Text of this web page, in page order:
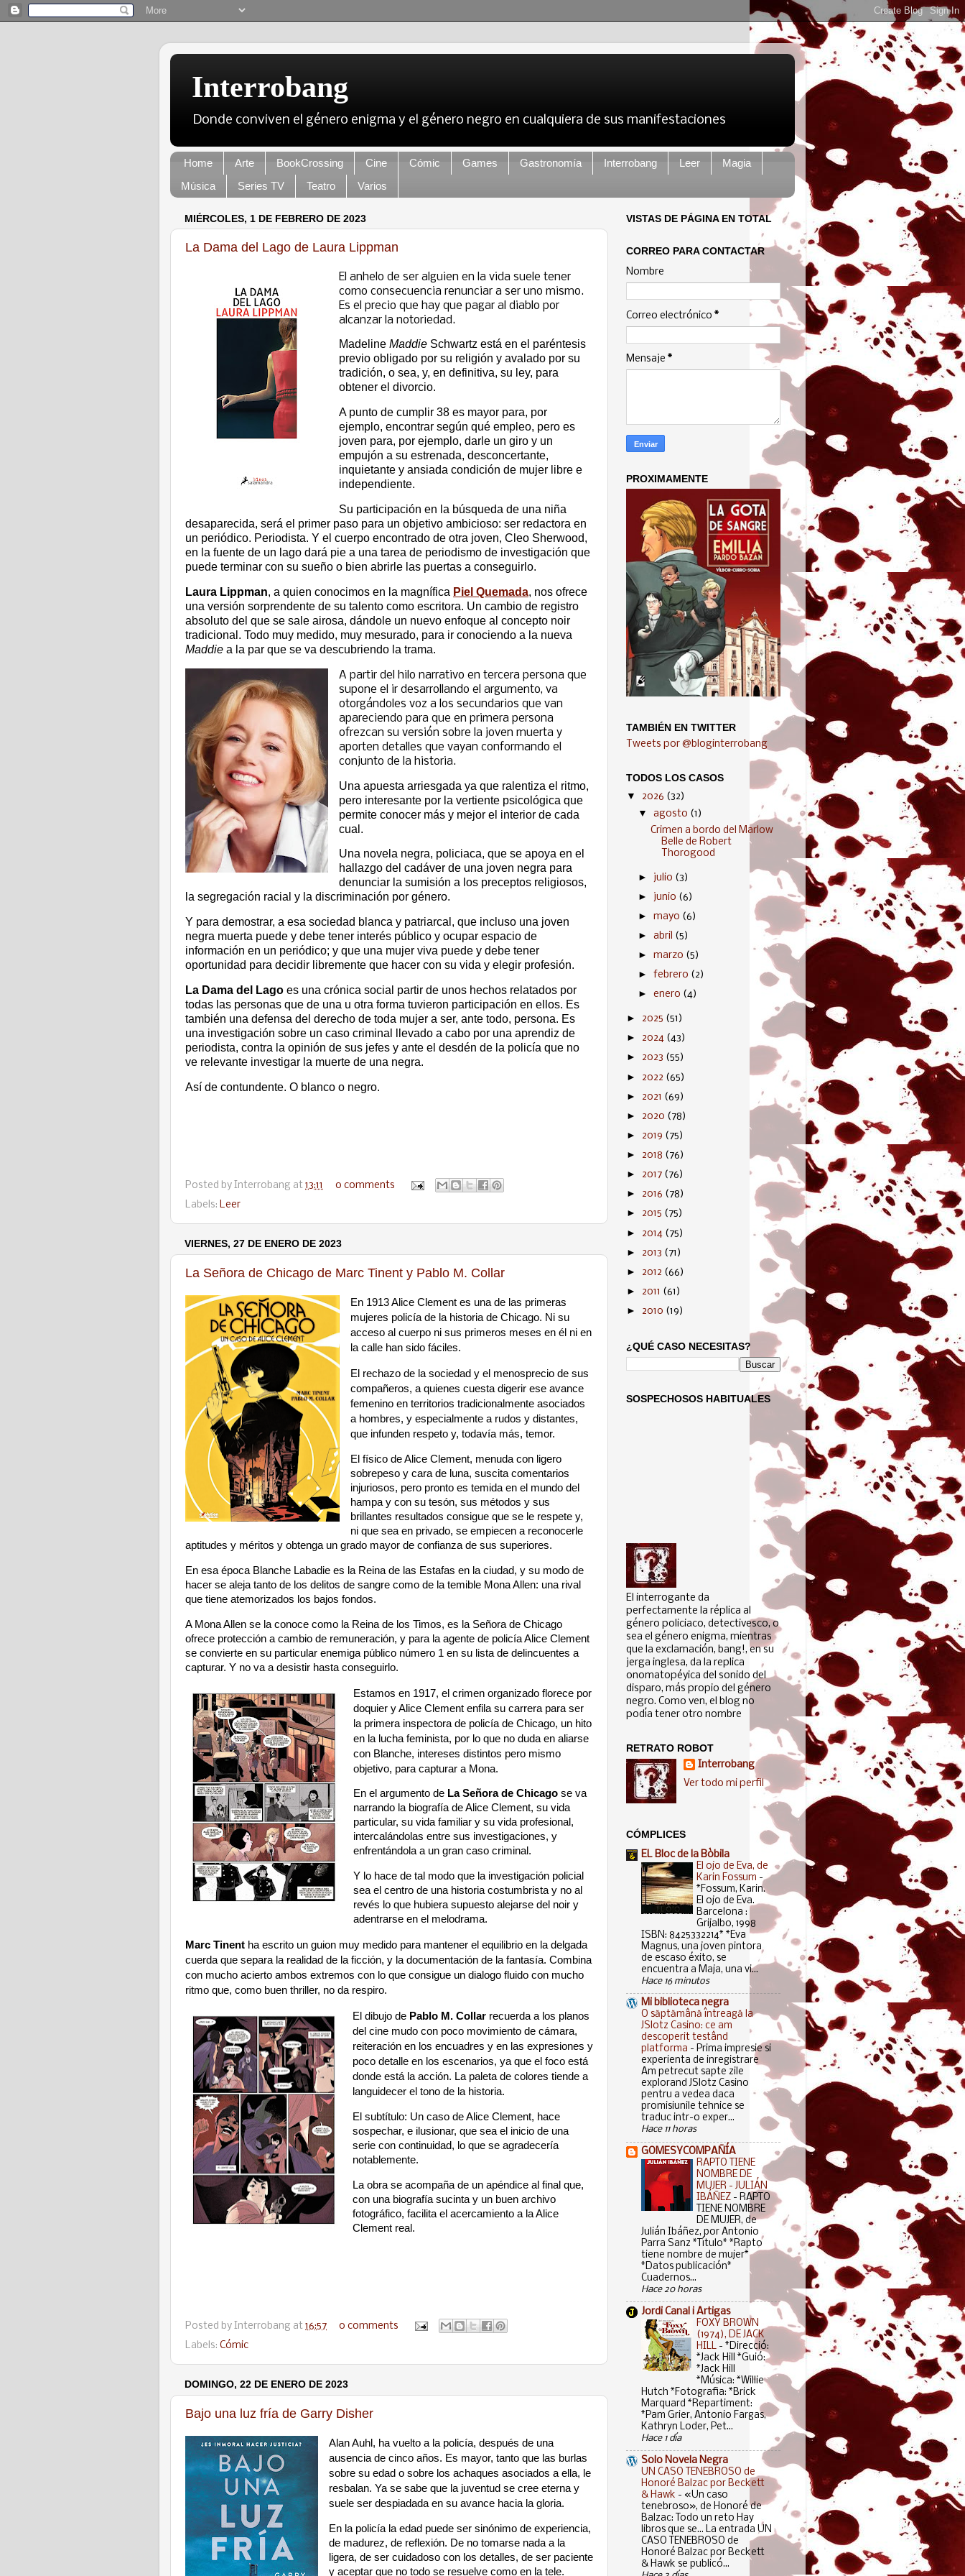
Interrobang
Donde conviven el género enigma y el género negro en cualquiera de sus manifestaciones
Home Arte BookCrossing Cine Cómic Games Gastronomía Interrobang Leer
Magia
Música
Series TV Teatro Varios
MIÉRCOLES, 1 DE FEBRERO DE 2023
La Dama del Lago de Laura Lippman
El anhelo de ser alguien en la vida suele tener
como consecuencia renunciar a ser uno mismo.
Es el precio que hay que pagar al diablo por
alcanzar la notoriedad.
Madeline Maddie Schwartz está en el paréntesis
previo obligado por su religión y avalado por su
tradición, o sea, y, en definitiva, su ley, para
obtener el divorcio.
A punto de cumplir 38 es mayor para, por
ejemplo, encontrar según qué empleo, pero es
joven para, por ejemplo, darle un giro y un
empujón a su estrenada, desconcertante,
inquietante y ansiada condición de mujer libre e
independiente.
Su participación en la búsqueda de una niña
desaparecida, será el primer paso para un objetivo ambicioso: ser redactora en
un periódico. Periodista. Y el cuerpo encontrado de otra joven, Cleo Sherwood,
en la fuente de un lago dará pie a una tarea de periodismo de investigación que
puede terminar con su sueño o bien abrirle las puertas a conseguirlo.
Laura Lippman, a quien conocimos en la magnífica Piel Quemada, nos ofrece
una versión sorprendente de su talento como escritora. Un cambio de registro
absoluto del que se sale airosa, dándole un nuevo enfoque al concepto noir
tradicional. Todo muy medido, muy mesurado, para ir conociendo a la nueva
Maddie a la par que se va descubriendo la trama.
A partir del hilo narrativo en tercera persona que
supone el ir desarrollando el argumento, va
otorgándoles voz a los secundarios que van
apareciendo para que en primera persona
ofrezcan su versión sobre la joven muerta y
aporten detalles que vayan conformando el
conjunto de la historia.
Una apuesta arriesgada ya que ralentiza el ritmo,
pero interesante por la vertiente psicológica que
permite conocer más y mejor el interior de cada
cual.
Una novela negra, policiaca, que se apoya en el
hallazgo del cadáver de una joven negra para
denunciar la sumisión a los preceptos religiosos,
la segregación racial y la discriminación por género.
Y para demostrar, a esa sociedad blanca y patriarcal, que incluso una joven
negra muerta puede y debe tener interés público y ocupar espacio de
información en un periódico; y que una mujer viva puede y debe tener
oportunidad para decidir libremente que hacer con su vida y elegir profesión.
La Dama del Lago es una crónica social partir de unos hechos relatados por
todas las personas que de una u otra forma tuvieron participación en ellos. Es
también una defensa del derecho de toda mujer a ser, ante todo, persona. Es
una investigación sobre un caso criminal llevado a cabo por una aprendiz de
periodista, contra la opinión de sus jefes y ante el desdén de la policía que no
ve relevante investigar la muerte de una negra.
Así de contundente. O blanco o negro.
Posted by Interrobang at 13:11
0 comments
Labels: Leer
VIERNES, 27 DE ENERO DE 2023
La Señora de Chicago de Marc Tinent y Pablo M. Collar
En 1913 Alice Clement es una de las primeras
mujeres policía de la historia de Chicago. Ni su
acceso al cuerpo ni sus primeros meses en él ni en
la calle han sido fáciles.
El rechazo de la sociedad y el menosprecio de sus
compañeros, a quienes cuesta digerir ese avance
femenino en territorios tradicionalmente asociados
a hombres, y especialmente a rudos y distantes,
que infunden respeto y, todavía más, temor.
El físico de Alice Clement, menuda con ligero
sobrepeso y cara de luna, suscita comentarios
injuriosos, pero pronto es temida en el mundo del
hampa y con su tesón, sus métodos y sus
brillantes resultados consigue que se le respete y,
ni que sea en privado, se empiecen a reconocerle
aptitudes y méritos y obtenga un grado mayor de confianza de sus superiores.
En esa época Blanche Labadie es la Reina de las Estafas en la ciudad, y su modo de
hacer se aleja tanto de los delitos de sangre como de la temible Mona Allen: una rival
que tiene atemorizados los bajos fondos.
A Mona Allen se la conoce como la Reina de los Timos, es la Señora de Chicago
ofrece protección a cambio de remuneración, y para la agente de policía Alice Clement
se convierte en su particular enemiga público número 1 en su lista de delincuentes a
capturar. Y no va a desistir hasta conseguirlo.
Estamos en 1917, el crimen organizado florece por
doquier y Alice Clement enfila su carrera para ser
la primera inspectora de policía de Chicago, un hito
en la lucha feminista, por lo que no duda en aliarse
con Blanche, intereses distintos pero mismo
objetivo, para capturar a Mona.
En el argumento de La Señora de Chicagose va
narrando la biografía de Alice Clement, su vida
particular, su vida familiar y su vida profesional,
intercalándolas entre sus investigaciones, y
enfrentándola a un gran caso criminal.
Y lo hace de tal modo que la investigación policial
sea el centro de una historia costumbrista y no al
revés lo que hubiera supuesto alejarse del noir y
adentrarse en el melodrama.
Marc Tinent ha escrito un guion muy medido para mantener el equilibrio en la delgada
cuerda que separa la realidad de la ficción, y la documentación de la fantasía. Combina
con mucho acierto ambos extremos con lo que consigue un dialogo fluido con mucho
ritmo que, como buen thriller, no da respiro.
El dibujo de Pablo M. Collarrecuerda a los planos
del cine mudo con poco movimiento de cámara,
reiteración en los encuadres y en las expresiones y
poco detalle en los escenarios, ya que el foco está
donde está la acción. La paleta de colores tiende a
languidecer el tono de la historia.
El subtítulo: Un caso de Alice Clement, hace
sospechar, e ilusionar, que sea el inicio de una
serie con continuidad, lo que se agradecería
notablemente.
La obra se acompaña de un apéndice al final que,
con una biografía sucinta y un buen archivo
fotográfico, facilita el acercamiento a la Alice
Clement real.
Posted by Interrobang at 16:57
0 comments
Labels: Cómic
DOMINGO, 22 DE ENERO DE 2023
Bajo una luz fría de Garry Disher
Alan Auhl, ha vuelto a la policía, después de una
ausencia de cinco años. Es mayor, tanto que las burlas
sobre su edad o sobre los achaques asociados a ella, le
resbalan. Ya se sabe que la juventud se cree eterna y
suele ser despiadada en su avance hacia la gloria.
En la policía la edad puede ser sinónimo de experiencia,
de madurez, de reflexión. De no tomarse nada a la
ligera, de ser cuidadoso con los detalles, de ser paciente
y aceptar que no todo se resuelve como en la tele.
VISTAS DE PÁGINA EN TOTAL
CORREO PARA CONTACTAR
Nombre
Correo electrónico *
Mensaje *
PROXIMAMENTE
TAMBIÉN EN TWITTER
Tweets por @bloginterrobang
TODOS LOS CASOS
▼ 2026 (32)
▼agosto (1)
Crimen a bordo del Marlow
Belle de Robert
Thorogood
► julio (3)
► junio (6)
►mayo (6)
►abril (5)
►marzo (5)
►febrero (2)
►enero (4)
► 2025 (51)
► 2024 (43)
► 2023 (55)
► 2022 (65)
► 2021 (69)
► 2020 (78)
► 2019 (75)
► 2018 (76)
► 2017 (76)
► 2016 (78)
► 2015 (75)
► 2014 (75)
► 2013 (71)
► 2012 (66)
► 2011 (61)
► 2010 (19)
¿QUÉ CASO NECESITAS?
SOSPECHOSOS HABITUALES
El interrogante da
perfectamente la réplica al
género policiaco, detectivesco, o
sea el género enigma, mientras
que la exclamación, bang!, en su
jerga inglesa, da la replica
onomatopéyica del sonido del
disparo, más propio del género
negro. Como ven, el blog no
podía tener otro nombre
RETRATO ROBOT
Interrobang
Ver todo mi perfil
CÓMPLICES
EL Bloc de la Bòbila
El ojo de Eva, de
Karin Fossum -
*Fossum, Karin.
El ojo de Eva.
Barcelona :
Grijalbo, 1998
ISBN: 8425332214* *Eva
Magnus, una joven pintora
de escaso éxito, se
encuentra a Maja, una vi...
Hace 16 minutos
Mi biblioteca negra
O săptămână întreagă la
JSlotz Casino: ce am
descoperit testând
platforma - Prima impresie si
experienta de inregistrare
Am petrecut sapte zile
explorand JSlotz Casino
pentru a vedea daca
promisiunile tehnice se
traduc intr-o exper...
Hace 11 horas
GOMESYCOMPAÑÍA
RAPTO TIENE
NOMBRE DE
MUJER - JULIÁN
IBÁÑEZ - RAPTO
TIENE NOMBRE
DE MUJER, de
Julián Ibáñez, por Antonio
Parra Sanz *Título* *Rapto
tiene nombre de mujer*
*Datos publicación*
Cuadernos...
Hace 20 horas
Jordi Canal i Artigas
FOXY BROWN
(1974), DE JACK
HILL - *Direcció:
*Jack Hill *Guió:
*Jack Hill
*Música: *Willie
Hutch *Fotografia: *Brick
Marquard *Repartiment:
*Pam Grier, Antonio Fargas,
Kathryn Loder, Pet...
Hace 1 día
Solo Novela Negra
UN CASO TENEBROSO de
Honoré Balzac por Beckett
& Hawk - «Un caso
tenebroso», de Honoré de
Balzac: Todo un reto Hay
libros que se... La entrada UN
CASO TENEBROSO de
Honoré Balzac por Beckett
& Hawk se publicó...